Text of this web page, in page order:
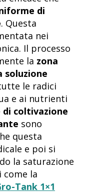
di
. Questa
nei
Il processo
la zona
soluzione
le radici
e ai nutrienti
coltivazione
sono
questa
e poi si
la saturazione
la
Tank 1×1